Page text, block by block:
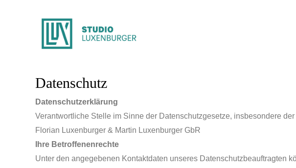
Datenschutz
Datenschutzerklärung
Verantwortliche Stelle im Sinne der Datenschutzgesetze, insbesondere
Florian Luxenburger & Martin Luxenburger GbR
Ihre Betroffenenrechte
Unter den angegebenen Kontaktdaten unseres Datenschutzbeauftragten